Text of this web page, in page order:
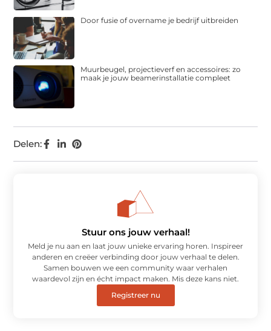
Delen:
Door fusie of overname je bedrijf uitbreiden
Muurbeugel, projectieverf en accessoires: zo
maak je jouw beamerinstallatie compleet
Stuur ons jouw verhaal!
Meld je nu aan en laat jouw unieke ervaring horen. Inspireer
anderen en creëer verbinding door jouw verhaal te delen.
Samen bouwen we een community waar verhalen
waardevol zijn en écht impact maken. Mis deze kans niet.
Registreer nu